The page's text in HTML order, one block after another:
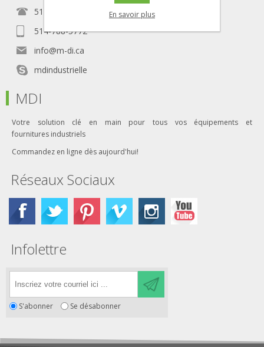
514-788-5771
514-788-5772
info@m-di.ca
mdindustrielle
MDI
Votre solution clé en main pour tous vos équipements et
fournitures industriels
Commandez en ligne dès aujourd'hui!
Réseaux Sociaux
Infolettre
S'abonner Se désabonner
En savoir plus